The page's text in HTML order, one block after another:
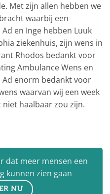
Met zijn allen hebben we
waarbij een
en Inge hebben Luuk
ziekenhuis, zijn wens in
Rhodos bedankt voor
Ambulance Wens en
enorm bedankt voor
waarvan wij een week
haalbaar zou zijn.
dat meer mensen een
kunnen zien gaan
NU